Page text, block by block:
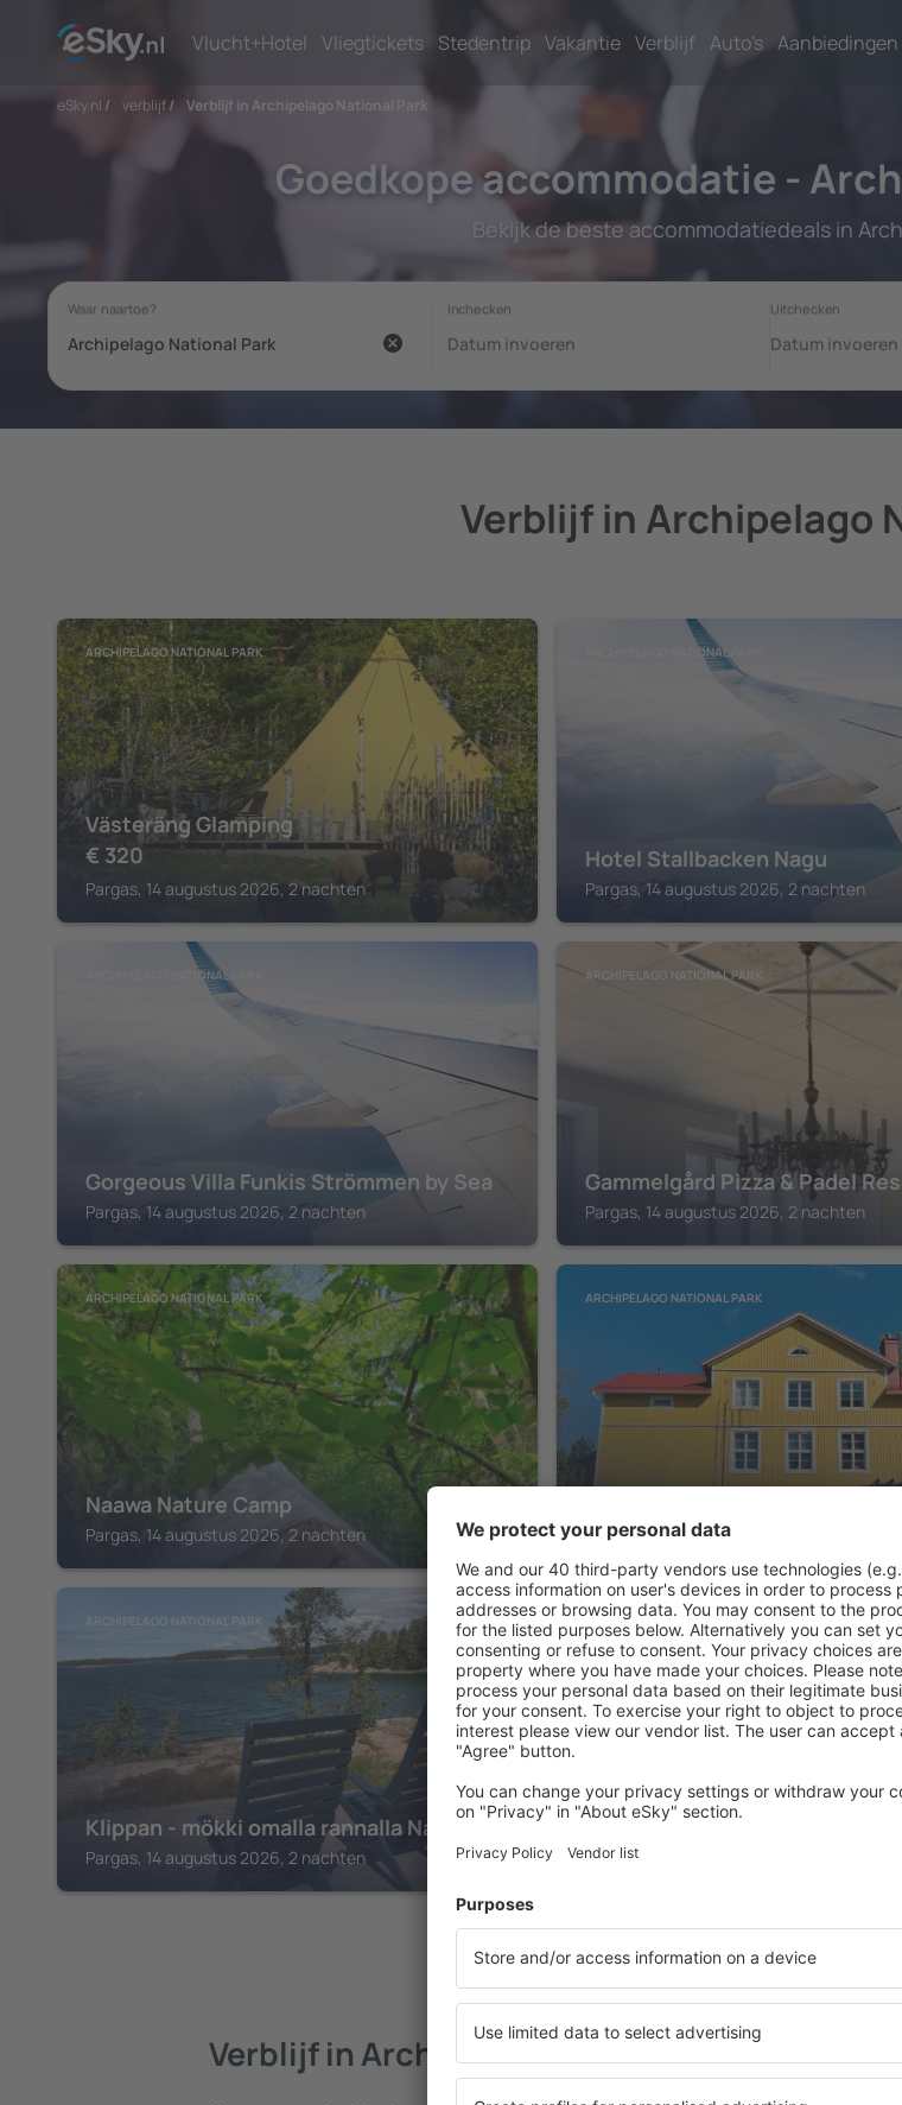
Vlucht+Hotel Vliegtickets Stedentrip Vakantie Verblijf Auto's Aanbiedingen
eSky.nl / verblijf/ Verblijf in Archipelago National Park
Goedkope accommodatie -
Bekijk de beste accommodatiedeals in
Verblijf in Archipelago
ARCHIPELAGO NATIONAL PARK
Västeräng Glamping
€ 320
Pargas, 14 augustus 2026, 2 nachten
ARCHIPELAGO NATIONAL PARK
Hotel Stallbacken Nagu
Pargas, 14 augustus 2026, 2 nachten
ARCHIPELAGO NATIONAL PARK
Gorgeous Villa Funkis Strömmen by Sea
Pargas, 14 augustus 2026, 2 nachten
ARCHIPELAGO NATIONAL PARK
Gammelgård Pizza & Padel
Pargas, 14 augustus 2026, 2 nachten
ARCHIPELAGO NATIONAL PARK
Naawa Nature Camp
Pargas, 14 augustus 2026, 2 nachten
ARCHIPELAGO NATIONAL PARK
Pargas, 14 augustus 2026, 2 nachten
ARCHIPELAGO NATIONAL PARK
Klippan - mökki omalla rannalla Nauvossa
Pargas, 14 augustus 2026, 2 nachten
ARCHIPELAGO NATIONAL PARK
Holiday Home Villa henry by
Kasnäs, 14 augustus 2026, 2 nachten
Bekijk meer aanbiedingen in
Verblijf in Archipelago National Park